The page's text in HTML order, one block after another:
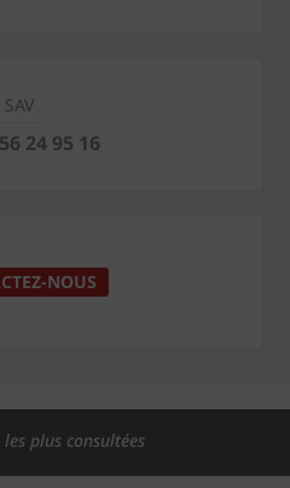
SAV
24 95 16
NOUS
les plus consultées